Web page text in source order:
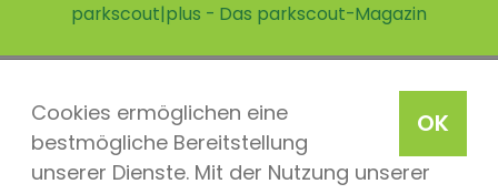
OK
Cookies ermöglichen eine
bestmögliche Bereitstellung
unserer Dienste. Mit der Nutzung unserer
parkscout|plus - Das parkscout-Magazin